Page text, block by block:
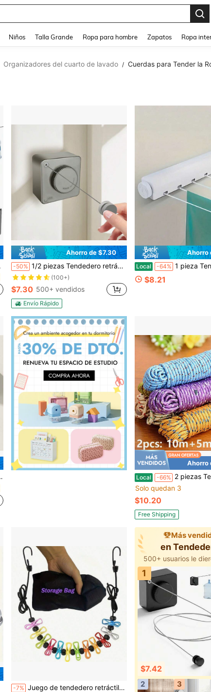
Niños Talla Grande Ropa para hombre Zapatos Ropa
Organizadores del cuarto de lavado / Cuerdas para Tender la
Ahorro de $7.30
-50% 1/2 piezas Tendedero retráctil para interiores, tendedero retráctil para exteriores resistente, línea de secado de ropa montada en la pared de acero inoxidable - 15,1 pies Gris
(100+)
$7.30 500+ vendidos
Envío Rápido
Ahorro
Local -64% 1 pieza Tendedero retráctil, automático 4/5 cuerdas telescópicas para interiores y
$8.21
Ahorro
Local -66% 2 piezas Tendedero multifuncional antideslizante y a prueba de viento 196.85 pulgadas+393.7
Solo quedan 3
$10.20
Free Shipping
-7% Juego de tendedero retráctil portátil con 12 pinzas, adecuado para secado de ropa en interiores y camping al aire libre, accesorios de tendedero
Más
en
1
$7.42
2 3